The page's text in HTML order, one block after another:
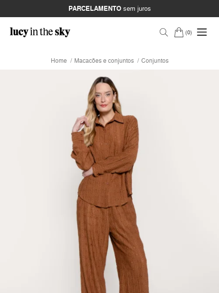
PARCELAMENTOsem juros
0
Home Macacões e conjuntos Conjuntos